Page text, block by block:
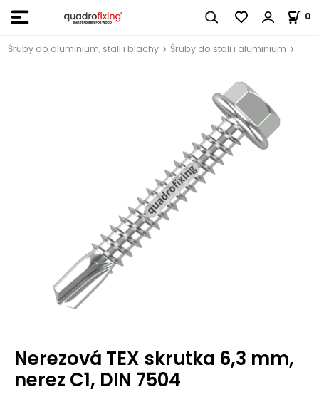
0
Śruby do aluminium, stali i blachy Śruby do stali i aluminium
Nerezová TEX skrutka 6,3 mm,
nerez C1, DIN 7504